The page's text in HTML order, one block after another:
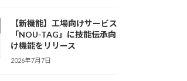
【新機能】工場向けサービス
「NOU-TAG」に技能伝承向
け機能をリリース
2026年7月7日